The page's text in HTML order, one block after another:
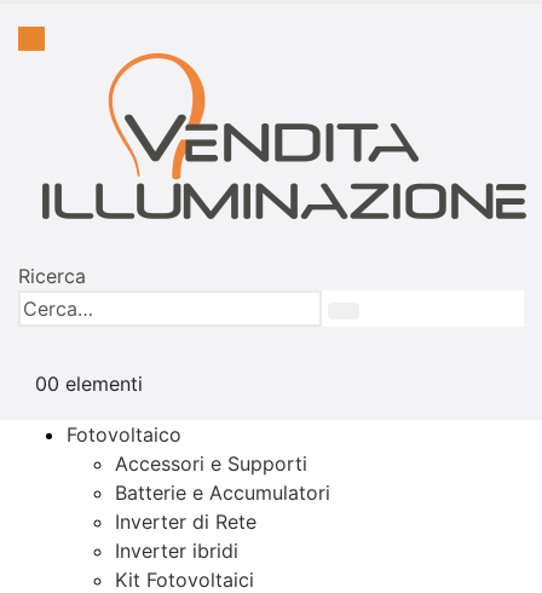
Ricerca
00 elementi
Fotovoltaico
Accessori e Supporti
Batterie e Accumulatori
Inverter di Rete
Inverter ibridi
Kit Fotovoltaici